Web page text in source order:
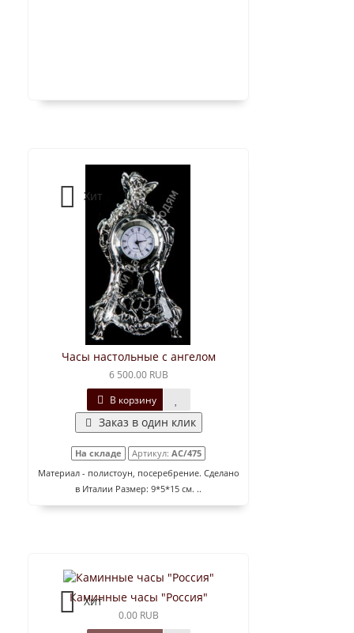
Хит
Часы настольные с ангелом
6 500.00 RUB
В корзину
Заказ в один клик
На складе Артикул: AC/475
Материал - полистоун, посеребрение. Сделано
в Италии Размер: 9*5*15 см. ..
Хит
Каминные часы "Россия"
0.00 RUB